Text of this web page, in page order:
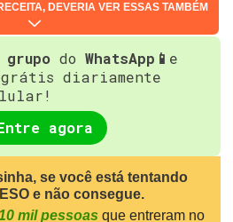
DEVERIA VER ESSAS TAMBÉM
do WhatsApp📱 e
diariamente
agora
se você está tentando
e não consegue.
mil pessoas que entreram no